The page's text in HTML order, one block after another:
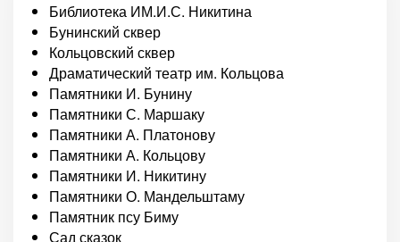
Библиотека ИМ.И.С. Никитина
Бунинский сквер
Кольцовский сквер
Драматический театр им. Кольцова
Памятники И. Бунину
Памятники С. Маршаку
Памятники А. Платонову
Памятники А. Кольцову
Памятники И. Никитину
Памятники О. Мандельштаму
Памятник псу Биму
Сад сказок